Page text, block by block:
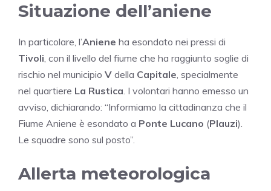
Situazione dell’aniene
In particolare, l’Aniene ha esondato nei pressi di
Tivoli, con il livello del fiume che ha raggiunto soglie di
rischio nel municipio V della Capitale, specialmente
nel quartiere La Rustica. I volontari hanno emesso un
avviso, dichiarando: “Informiamo la cittadinanza che il
Fiume Aniene è esondato a Ponte Lucano (Plauzi).
Le squadre sono sul posto”.
Allerta meteorologica